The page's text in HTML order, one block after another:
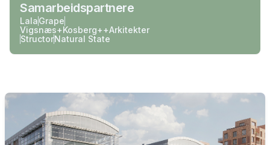
Samarbeidspartnere
LalaGrape
Vigsnæs+Kosberg++Arkitekter
StructorNatural State